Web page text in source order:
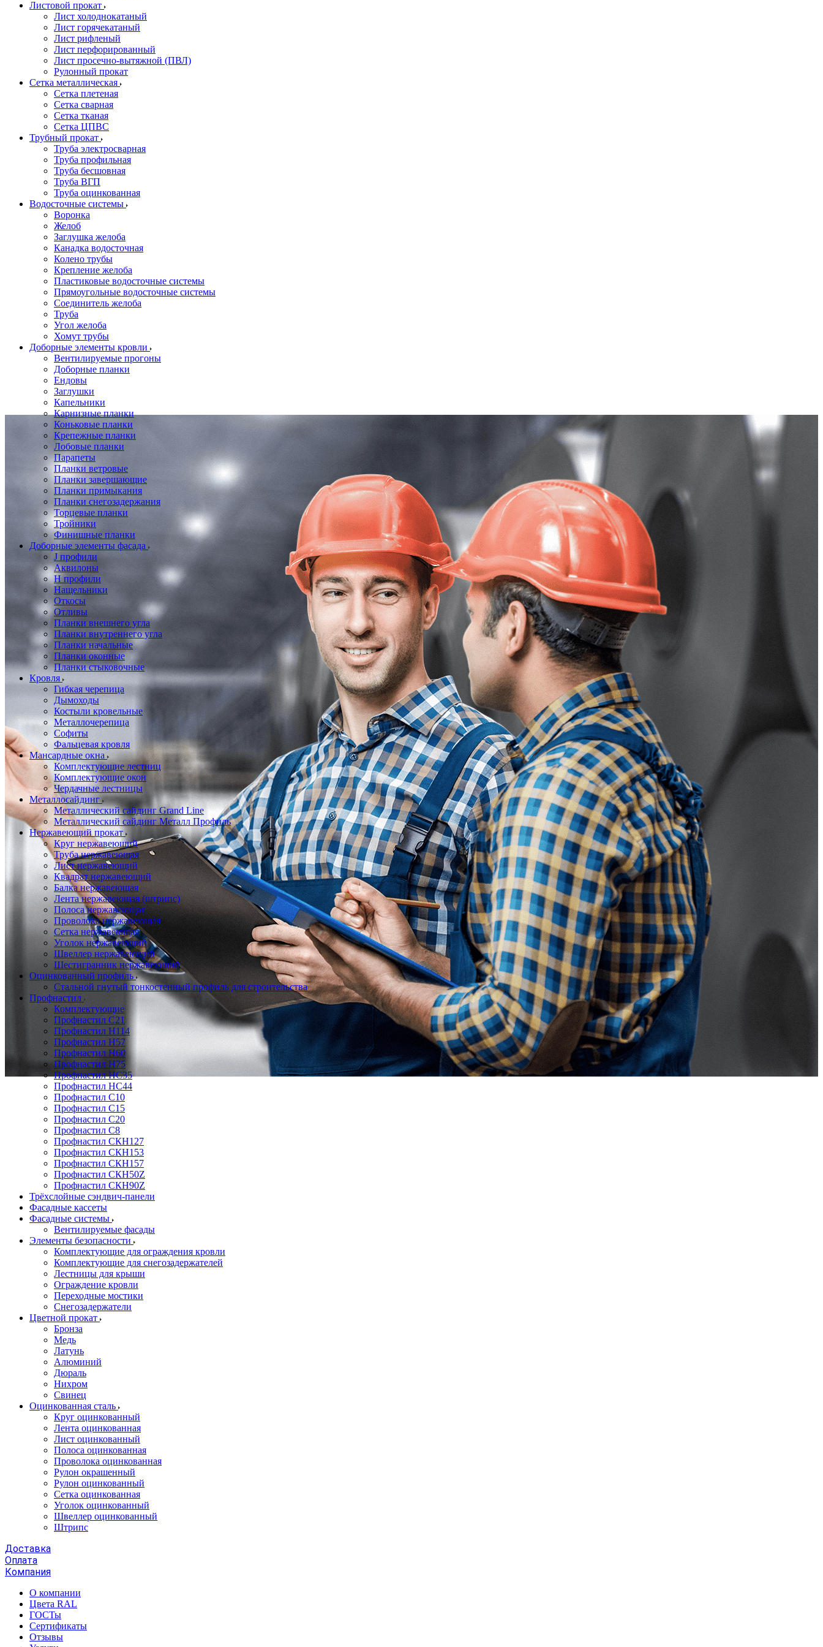
Листовой прокат
Лист холоднокатаный
Лист горячекатаный
Лист рифленый
Лист перфорированный
Лист просечно-вытяжной (ПВЛ)
Рулонный прокат
Сетка металлическая
Сетка плетеная
Сетка сварная
Сетка тканая
Сетка ЦПВС
Трубный прокат
Труба электросварная
Труба профильная
Труба бесшовная
Труба ВГП
Труба оцинкованная
Водосточные системы
Воронка
Желоб
Заглушка желоба
Канадка водосточная
Колено трубы
Крепление желоба
Пластиковые водосточные системы
Прямоугольные водосточные системы
Соединитель желоба
Труба
Угол желоба
Хомут трубы
Доборные элементы кровли
Вентилируемые прогоны
Доборные планки
Ендовы
Заглушки
Капельники
Карнизные планки
Коньковые планки
Крепежные планки
Лобовые планки
Парапеты
Планки ветровые
Планки завершающие
Планки примыкания
Планки снегозадержания
Торцевые планки
Тройники
Финишные планки
Доборные элементы фасада
J профили
Аквилоны
Н профили
Нащельники
Откосы
Отливы
Планки внешнего угла
Планки внутреннего угла
Планки начальные
Планки оконные
Планки стыковочные
Кровля
Гибкая черепица
Дымоходы
Костыли кровельные
Металлочерепица
Софиты
Фальцевая кровля
Мансардные окна
Комплектующие лестниц
Комплектующие окон
Чердачные лестницы
Металлосайдинг
Металлический сайдинг Grand Line
Металлический сайдинг Металл Профиль
Нержавеющий прокат
Круг нержавеющий
Труба нержавеющая
Лист нержавеющий
Квадрат нержавеющий
Балка нержавеющая
Лента нержавеющая (штрипс)
Полоса нержавеющая
Проволока нержавеющая
Сетка нержавеющая
Уголок нержавеющий
Швеллер нержавеющий
Шестигранник нержавеющий
Оцинкованный профиль
Стальной гнутый тонкостенный профиль для строительства
Профнастил
Комплектующие
Профнастил C21
Профнастил Н114
Профнастил Н57
Профнастил Н60
Профнастил Н75
Профнастил НС35
Профнастил НС44
Профнастил С10
Профнастил С15
Профнастил С20
Профнастил С8
Профнастил СКН127
Профнастил СКН153
Профнастил СКН157
Профнастил СКН50Z
Профнастил СКН90Z
Трёхслойные сэндвич-панели
Фасадные кассеты
Фасадные системы
Вентилируемые фасады
Элементы безопасности
Комплектующие для ограждения кровли
Комплектующие для снегозадержателей
Лестницы для крыши
Ограждение кровли
Переходные мостики
Снегозадержатели
Цветной прокат
Бронза
Медь
Латунь
Алюминий
Дюраль
Нихром
Свинец
Оцинкованная сталь
Круг оцинкованный
Лента оцинкованная
Лист оцинкованный
Полоса оцинкованная
Проволока оцинкованная
Рулон окрашенный
Рулон оцинкованный
Сетка оцинкованная
Уголок оцинкованный
Швеллер оцинкованный
Штрипс
Доставка
Оплата
Компания
О компании
Цвета RAL
ГОСТы
Сертификаты
Отзывы